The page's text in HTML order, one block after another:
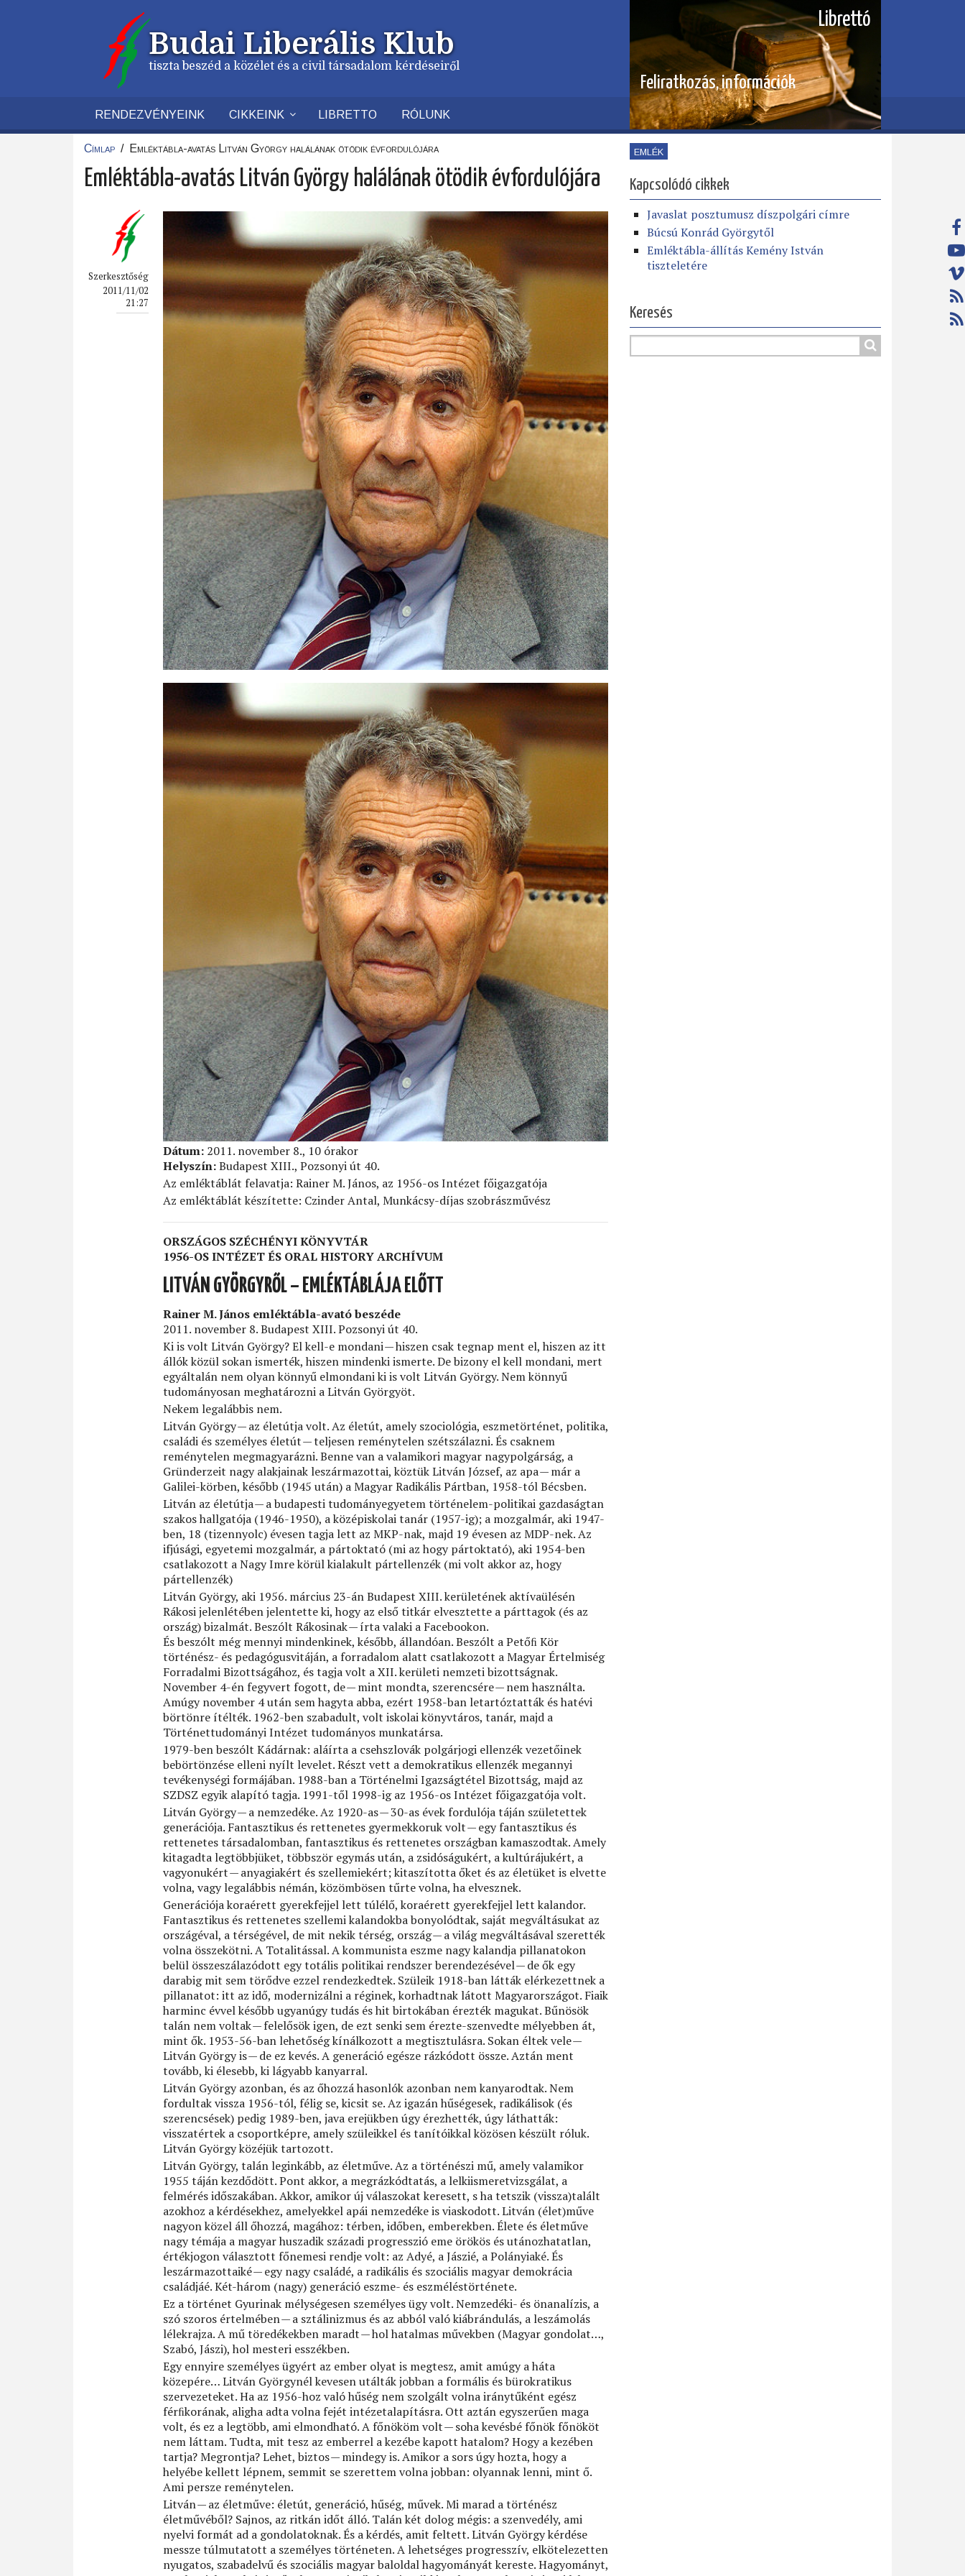
Budai Liberális Klub
tiszta beszéd a közélet és a civil társadalom kérdéseiről
Librettó
Feliratkozás, információk
RENDEZVÉNYEINK CIKKEINK LIBRETTO RÓLUNK
Címlap / Emléktábla-avatás Litván György halálának ötödik évfordulójára
Emléktábla-avatás Litván György halálának ötödik évfordulójára
Szerkesztőség
2011/11/02
21:27
Dátum: 2011. november 8., 10 órakor
Helyszín:Budapest XIII., Pozsonyi út 40.
Az emléktáblát felavatja: Rainer M. János, az 1956-os Intézet főigazgatója
Az emléktáblát készítette: Czinder Antal, Munkácsy-díjas szobrászművész
ORSZÁGOS SZÉCHÉNYI KÖNYVTÁR
1956-OS INTÉZET ÉS ORAL HISTORY ARCHÍVUM
LITVÁN GYÖRGYRŐL – EMLÉKTÁBLÁJA ELŐTT
Rainer M. János emléktábla-avató beszéde
2011. november 8. Budapest XIII. Pozsonyi út 40.
Ki is volt Litván György? El kell-e mondani — hiszen csak tegnap ment el, hiszen az itt
állók közül sokan ismerték, hiszen mindenki ismerte. De bizony el kell mondani, mert
egyáltalán nem olyan könnyű elmondani ki is volt Litván György. Nem könnyű
tudományosan meghatározni a Litván Györgyöt.
Nekem legalábbis nem.
Litván György — az életútja volt. Az életút, amely szociológia, eszmetörténet, politika,
családi és személyes életút — teljesen reménytelen szétszálazni. És csaknem
reménytelen megmagyarázni. Benne van a valamikori magyar nagypolgárság, a
Gründerzeit nagy alakjainak leszármazottai, köztük Litván József, az apa — már a
Galilei-körben, később (1945 után) a Magyar Radikális Pártban, 1958-tól Bécsben.
Litván az életútja — a budapesti tudományegyetem történelem-politikai gazdaságtan
szakos hallgatója (1946-1950), a középiskolai tanár (1957-ig); a mozgalmár, aki 1947-
ben, 18 (tizennyolc) évesen tagja lett az MKP-nak, majd 19 évesen az MDP-nek. Az
ifjúsági, egyetemi mozgalmár, a pártoktató (mi az hogy pártoktató), aki 1954-ben
csatlakozott a Nagy Imre körül kialakult pártellenzék (mi volt akkor az, hogy
pártellenzék)
Litván György, aki 1956. március 23-án Budapest XIII. kerületének aktívaülésén
Rákosi jelenlétében jelentette ki, hogy az első titkár elvesztette a párttagok (és az
ország) bizalmát. Beszólt Rákosinak — írta valaki a Facebookon.
És beszólt még mennyi mindenkinek, később, állandóan. Beszólt a Petőﬁ Kör
történész- és pedagógusvitáján, a forradalom alatt csatlakozott a Magyar Értelmiség
Forradalmi Bizottságához, és tagja volt a XII. kerületi nemzeti bizottságnak.
November 4-én fegyvert fogott, de — mint mondta, szerencsére — nem használta.
Amúgy november 4 után sem hagyta abba, ezért 1958-ban letartóztatták és hatévi
börtönre ítélték. 1962-ben szabadult, volt iskolai könyvtáros, tanár, majd a
Történettudományi Intézet tudományos munkatársa.
1979-ben beszólt Kádárnak: aláírta a csehszlovák polgárjogi ellenzék vezetőinek
bebörtönzése elleni nyílt levelet. Részt vett a demokratikus ellenzék megannyi
tevékenységi formájában. 1988-ban a Történelmi Igazságtétel Bizottság, majd az
SZDSZ egyik alapító tagja. 1991-től 1998-ig az 1956-os Intézet főigazgatója volt.
Litván György — a nemzedéke. Az 1920-as — 30-as évek fordulója táján születettek
generációja. Fantasztikus és rettenetes gyermekkoruk volt — egy fantasztikus és
rettenetes társadalomban, fantasztikus és rettenetes országban kamaszodtak. Amely
kitagadta legtöbbjüket, többször egymás után, a zsidóságukért, a kultúrájukért, a
vagyonukért — anyagiakért és szellemiekért; kitaszította őket és az életüket is elvette
volna, vagy legalábbis némán, közömbösen tűrte volna, ha elvesznek.
Generációja koraérett gyerekfejjel lett túlélő, koraérett gyerekfejjel lett kalandor.
Fantasztikus és rettenetes szellemi kalandokba bonyolódtak, saját megváltásukat az
országéval, a térségével, de mit nekik térség, ország — a világ megváltásával szerették
volna összekötni. A Totalitással. A kommunista eszme nagy kalandja pillanatokon
belül összeszálazódott egy totális politikai rendszer berendezésével — de ők egy
darabig mit sem törődve ezzel rendezkedtek. Szüleik 1918-ban látták elérkezettnek a
pillanatot: itt az idő, modernizálni a réginek, korhadtnak látott Magyarországot. Fiaik
harminc évvel később ugyanúgy tudás és hit birtokában érezték magukat. Bűnösök
talán nem voltak — felelősök igen, de ezt senki sem érezte-szenvedte mélyebben át,
mint ők. 1953-56-ban lehetőség kínálkozott a megtisztulásra. Sokan éltek vele —
Litván György is — de ez kevés. A generáció egésze rázkódott össze. Aztán ment
tovább, ki élesebb, ki lágyabb kanyarral.
Litván György azonban, és az őhozzá hasonlók azonban nem kanyarodtak. Nem
fordultak vissza 1956-tól, félig se, kicsit se. Az igazán hűségesek, radikálisok (és
szerencsések) pedig 1989-ben, java erejükben úgy érezhették, úgy láthatták:
visszatértek a csoportképre, amely szüleikkel és tanítóikkal közösen készült róluk.
Litván György közéjük tartozott.
Litván György, talán leginkább, az életműve. Az a történészi mű, amely valamikor
1955 táján kezdődött. Pont akkor, a megrázkódtatás, a lelkiismeretvizsgálat, a
felmérés időszakában. Akkor, amikor új válaszokat keresett, s ha tetszik (vissza)talált
azokhoz a kérdésekhez, amelyekkel apái nemzedéke is viaskodott. Litván (élet)műve
nagyon közel áll őhozzá, magához: térben, időben, emberekben. Élete és életműve
nagy témája a magyar huszadik századi progresszió eme örökös és utánozhatatlan,
értékjogon választott főnemesi rendje volt: az Adyé, a Jászié, a Polányiaké. És
leszármazottaiké — egy nagy családé, a radikális és szociális magyar demokrácia
családjáé. Két-három (nagy) generáció eszme- és eszméléstörténete.
Ez a történet Gyurinak mélységesen személyes ügy volt. Nemzedéki- és önanalízis, a
szó szoros értelmében — a sztálinizmus és az abból való kiábrándulás, a leszámolás
lélekrajza. A mű töredékekben maradt — hol hatalmas művekben (Magyar gondolat…,
Szabó, Jászi), hol mesteri esszékben.
Egy ennyire személyes ügyért az ember olyat is megtesz, amit amúgy a háta
közepére… Litván Györgynél kevesen utálták jobban a formális és bürokratikus
szervezeteket. Ha az 1956-hoz való hűség nem szolgált volna iránytűként egész
férﬁkorának, aligha adta volna fejét intézetalapításra. Ott aztán egyszerűen maga
volt, és ez a legtöbb, ami elmondható. A főnököm volt — soha kevésbé főnök főnököt
nem láttam. Tudta, mit tesz az emberrel a kezébe kapott hatalom? Hogy a kezében
tartja? Megrontja? Lehet, biztos — mindegy is. Amikor a sors úgy hozta, hogy a
helyébe kellett lépnem, semmit se szerettem volna jobban: olyannak lenni, mint ő.
Ami persze reménytelen.
Litván — az életműve: életút, generáció, hűség, művek. Mi marad a történész
életművéből? Sajnos, az ritkán időt álló. Talán két dolog mégis: a szenvedély, ami
nyelvi formát ad a gondolatoknak. És a kérdés, amit feltett. Litván György kérdése
messze túlmutatott a személyes történeten. A lehetséges progresszív, elkötelezetten
nyugatos, szabadelvű és szociális magyar baloldal hagyományát kereste. Hagyományt,
EMLÉK
Kapcsolódó cikkek
Javaslat posztumusz díszpolgári címre
Búcsú Konrád Györgytől
Emléktábla-állítás Kemény István
tiszteletére
Keresés